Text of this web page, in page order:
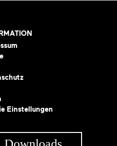
Einstellungen